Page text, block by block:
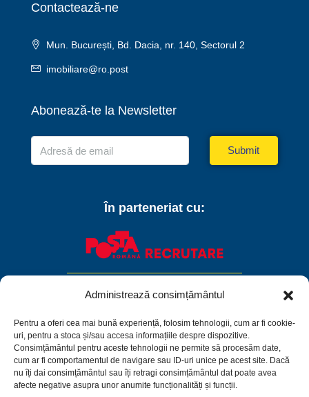
Administrează consimțământul
Pentru a oferi cea mai bună experiență, folosim tehnologii, cum ar fi cookie-
uri, pentru a stoca și/sau accesa informațiile despre dispozitive.
Consimțământul pentru aceste tehnologii ne permite să procesăm date,
cum ar fi comportamentul de navigare sau ID-uri unice pe acest site. Dacă
nu îți dai consimțământul sau îți retragi consimțământul dat poate avea
afecte negative asupra unor anumite funcționalități și funcții.
Contactează-ne
Mun. București, Bd. Dacia, nr. 140, Sectorul 2
imobiliare@ro.post
Abonează-te la Newsletter
Submit
În parteneriat cu: